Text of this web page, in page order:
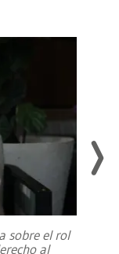
sobre el rol
al